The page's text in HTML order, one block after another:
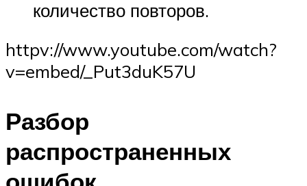
количество повторов.
httpv://www.youtube.com/watch?
v=embed/_Put3duK57U
Разбор
распространенных